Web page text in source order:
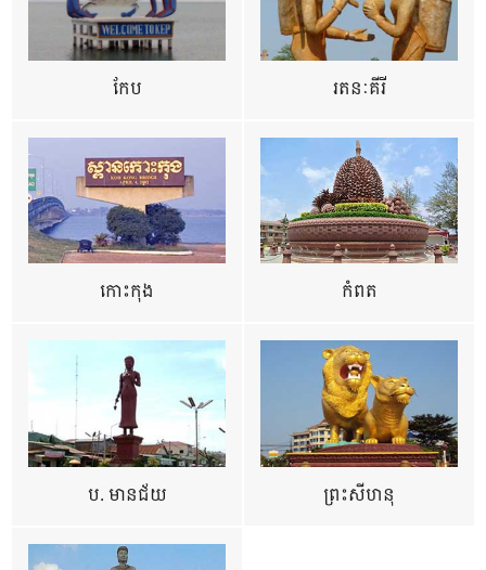
កែប រតនៈគីរី
កោះកុង កំពត
ប. មានជ័យ ព្រះសីហនុ